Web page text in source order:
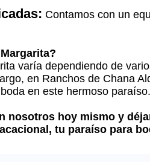
Contamos con un
varía dependiendo de
en Ranchos de Chana
en este hermoso paraíso.
nosotros hoy mismo y
tu paraíso para